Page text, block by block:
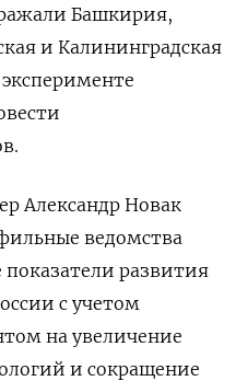
Башкирия,
и Калининградская
Александр Новак
ведомства
показатели развития
с учетом
на увеличение
и сокращение